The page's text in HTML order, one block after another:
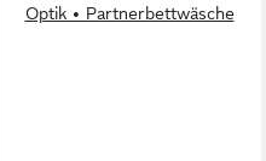
Optik • Partnerbettwäsche